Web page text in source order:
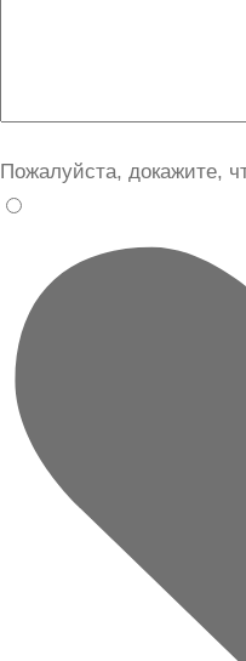
Пожалуйста, докажите,